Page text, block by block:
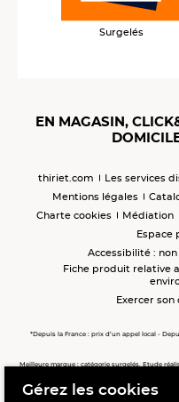
Surgelés
EN MAGASIN,
thiriet.com Les services
Mentions légales
Charte cookies
Médiation
Espace
Accessibilité :
Fiche produit relative
Exercer
*Depuis la France : prix d’un appel local -
Meilleure marque : catégorie surgelés. Etude
Meilleure chaîne de magasins, Meilleur e-
Gérez les cookies